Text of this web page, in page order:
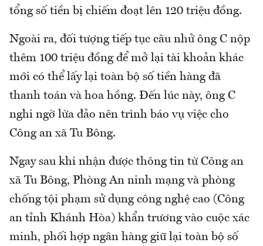
tổng số tiền bị chiếm đoạt lên 120 triệu đồng.
Ngoài ra, đối tượng tiếp tục câu nhử ông C nộp
thêm 100 triệu đồng để mở lại tài khoản khác
mới có thể lấy lại toàn bộ số tiền hàng đã
thanh toán và hoa hồng. Đến lúc này, ông C
nghi ngờ lừa đảo nên trình báo vụ việc cho
Công an xã Tu Bông.
Ngay sau khi nhận được thông tin từ Công an
xã Tu Bông, Phòng An ninh mạng và phòng
chống tội phạm sử dụng công nghệ cao (Công
an tỉnh Khánh Hòa) khẩn trương vào cuộc xác
minh, phối hợp ngân hàng giữ lại toàn bộ số